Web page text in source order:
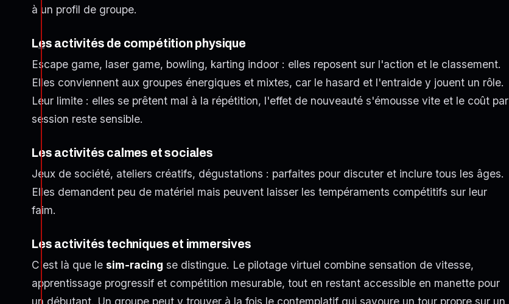
à un profil de groupe.
Les activités de compétition physique
Escape game, laser game, bowling, karting indoor : elles reposent sur l'action et le classement.
Elles conviennent aux groupes énergiques et mixtes, car le hasard et l'entraide y jouent un rôle.
Leur limite : elles se prêtent mal à la répétition, l'effet de nouveauté s'émousse vite et le coût par
session reste sensible.
Les activités calmes et sociales
Jeux de société, ateliers créatifs, dégustations : parfaites pour discuter et inclure tous les âges.
Elles demandent peu de matériel mais peuvent laisser les tempéraments compétitifs sur leur
faim.
Les activités techniques et immersives
C'est là que le sim-racing se distingue. Le pilotage virtuel combine sensation de vitesse,
apprentissage progressif et compétition mesurable, tout en restant accessible en manette pour
un débutant. Un groupe peut y trouver à la fois le contemplatif qui savoure un tour propre sur un